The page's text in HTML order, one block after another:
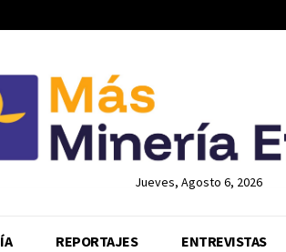
Jueves, Agosto 6, 2026
REPORTAJES ENTREVISTAS